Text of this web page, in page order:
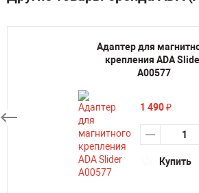
Адаптер для
крепления ADA
А00577
1 490₽
Купить